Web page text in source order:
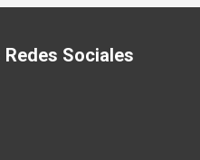
Sociales